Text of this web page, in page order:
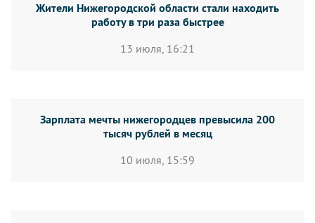
Жители Нижегородской области стали находить
работу в три раза быстрее
13 июля, 16:21
Зарплата мечты нижегородцев превысила 200
тысяч рублей в месяц
10 июля, 15:59